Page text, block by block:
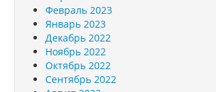
Февраль 2023
Январь 2023
Декабрь 2022
Ноябрь 2022
Октябрь 2022
Сентябрь 2022